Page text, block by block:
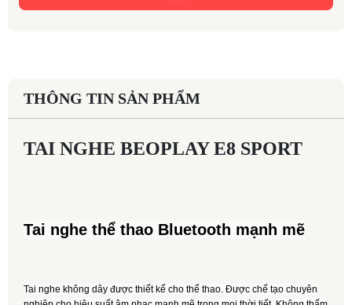
THÔNG TIN SẢN PHẨM
TAI NGHE BEOPLAY E8 SPORT
Tai nghe thể thao Bluetooth mạnh mẽ
Tai nghe không dây được thiết kế cho thể thao. Được chế tạo chuyên